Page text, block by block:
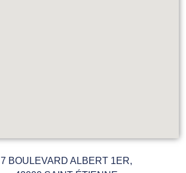
7 BOULEVARD ALBERT 1ER,